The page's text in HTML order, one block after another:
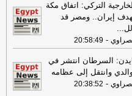
الحرس الثوري الإيراني يرفض نزع
المحاولة محكوم عليها
-لبنانون 24
عناوين الصحف المصرية ليوم
-
عناوين الصحف المصرية ليوم
التركي: اتفاق مكة
إيران.. ومصر قد
...
-
20:58:49
السرطان انتشر في
وانتقل إلى عظامه
-
20:38:52